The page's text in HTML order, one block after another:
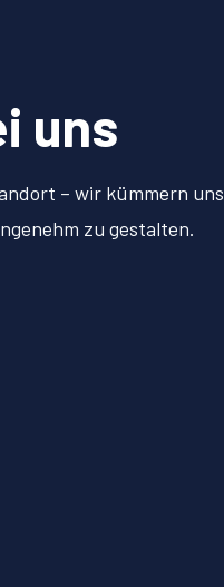
uns
– wir kümmern uns
zu gestalten.